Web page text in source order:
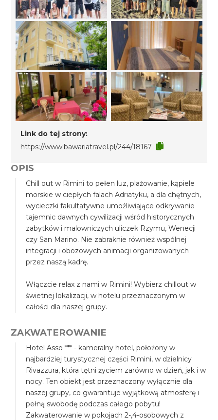
Link do tej strony:
https://www.bawariatravel.pl/244/18167
OPIS
Chill out w Rimini to pełen luz, plażowanie, kąpiele
morskie w ciepłych falach Adriatyku, a dla chętnych,
wycieczki fakultatywne umożliwiające odkrywanie
tajemnic dawnych cywilizacji wśród historycznych
zabytków i malowniczych uliczek Rzymu, Wenecji
czy San Marino. Nie zabraknie również wspólnej
integracji i obozowych animacji organizowanych
przez naszą kadrę.
Włączcie relax z nami w Rimini! Wybierz chillout w
świetnej lokalizacji, w hotelu przeznaczonym w
całości dla naszej grupy.
ZAKWATEROWANIE
Hotel Asso *** - kameralny hotel, położony w
najbardziej turystycznej części Rimini, w dzielnicy
Rivazzura, która tętni życiem zarówno w dzień, jak i w
nocy. Ten obiekt jest przeznaczony wyłącznie dla
naszej grupy, co gwarantuje wyjątkową atmosferę i
pełną swobodę podczas całego pobytu!
Zakwaterowanie w pokojach 2-,4-osobowych z